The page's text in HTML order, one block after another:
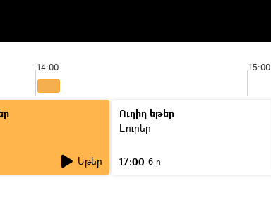
14:00 15:00
Եթեր
Ուղիղ եթեր
Լուրեր
17:00 6 ր